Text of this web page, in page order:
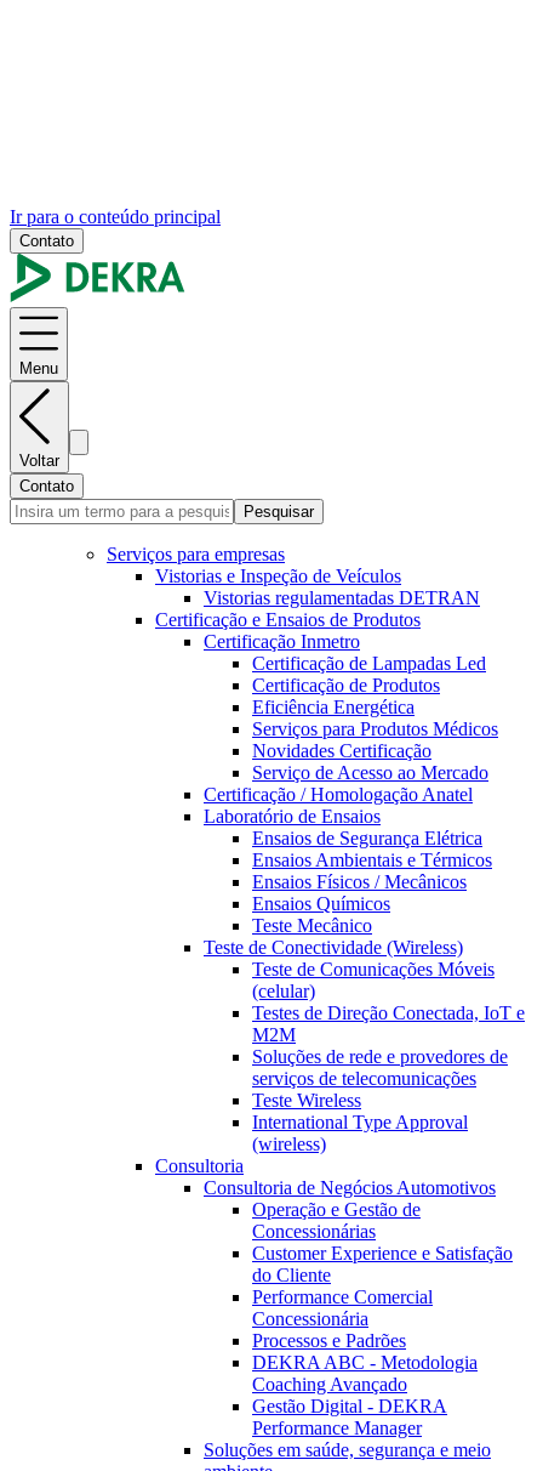
Ir para o conteúdo principal
Contato
Menu
Voltar
Contato
Pesquisar
Serviços para empresas
Vistorias e Inspeção de Veículos
Vistorias regulamentadas DETRAN
Certificação e Ensaios de Produtos
Certificação Inmetro
Certificação de Lampadas Led
Certificação de Produtos
Eficiência Energética
Serviços para Produtos Médicos
Novidades Certificação
Serviço de Acesso ao Mercado
Certificação / Homologação Anatel
Laboratório de Ensaios
Ensaios de Segurança Elétrica
Ensaios Ambientais e Térmicos
Ensaios Físicos / Mecânicos
Ensaios Químicos
Teste Mecânico
Teste de Conectividade (Wireless)
Teste de Comunicações Móveis
(celular)
Testes de Direção Conectada, IoT e
M2M
Soluções de rede e provedores de
serviços de telecomunicações
Teste Wireless
International Type Approval
(wireless)
Consultoria
Consultoria de Negócios Automotivos
Operação e Gestão de
Concessionárias
Customer Experience e Satisfação
do Cliente
Performance Comercial
Concessionária
Processos e Padrões
DEKRA ABC - Metodologia
Coaching Avançado
Gestão Digital - DEKRA
Performance Manager
Soluções em saúde, segurança e meio